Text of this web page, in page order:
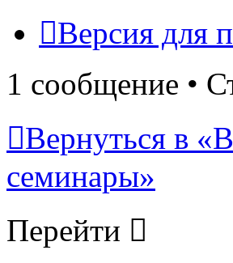
Версия для
1 сообщение •
Вернуться в
семинары»
Перейти